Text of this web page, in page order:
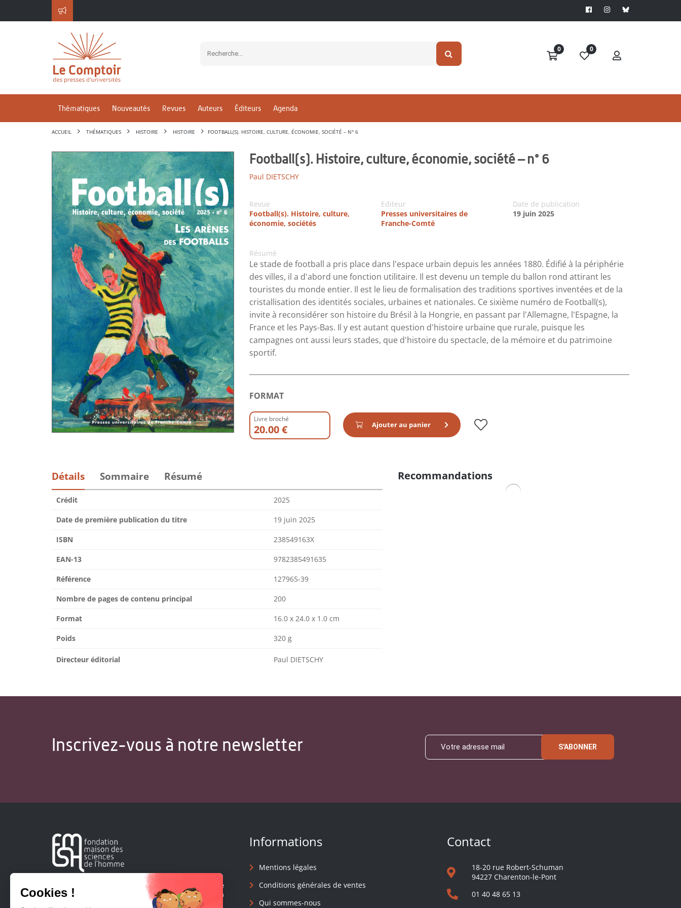
0 0
Thématiques Nouveautés Revues Auteurs Éditeurs Agenda
ACCUEIL THÉMATIQUES HISTOIRE HISTOIRE FOOTBALL(S). HISTOIRE, CULTURE, ÉCONOMIE, SOCIÉTÉ – N° 6
Football(s). Histoire, culture, économie, société – n° 6
Paul DIETSCHY
Revue
Football(s). Histoire, culture,
économie, sociétés
Editeur
Presses universitaires de
Franche-Comté
Date de publication
19 juin 2025
Résumé
Le stade de football a pris place dans l'espace urbain depuis les années 1880. Édifié à la périphérie
des villes, il a d'abord une fonction utilitaire. Il est devenu un temple du ballon rond attirant les
touristes du monde entier. Il est le lieu de formalisation des traditions sportives inventées et de la
cristallisation des identités sociales, urbaines et nationales. Ce sixième numéro de Football(s),
invite à reconsidérer son histoire du Brésil à la Hongrie, en passant par l'Allemagne, l'Espagne, la
France et les Pays-Bas. Il y est autant question d'histoire urbaine que rurale, puisque les
campagnes ont aussi leurs stades, que d'histoire du spectacle, de la mémoire et du patrimoine
sportif.
FORMAT
Livre broché
20.00 € Ajouter au panier
Détails Sommaire Résumé
Crédit 2025
Date de première publication du titre 19 juin 2025
ISBN 238549163X
EAN-13 9782385491635
Référence 127965-39
Nombre de pages de contenu principal 200
Format 16.0 x 24.0 x 1.0 cm
Poids 320 g
Directeur éditorial Paul DIETSCHY
Recommandations
Inscrivez-vous à notre newsletter S'ABONNER
Créée en 1963, la Fondation Maison Sciences de l'Homme
soutient la recherche et la diffusion des connaissances en
Informations
Mentions légales
Conditions générales de ventes
Qui sommes-nous
Contact
18-20 rue Robert-Schuman
94227 Charenton-le-Pont
01 40 48 65 13